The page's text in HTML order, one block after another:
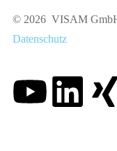
© 2026 VISAM
Datenschutz